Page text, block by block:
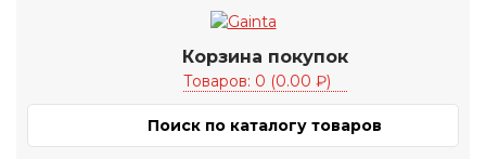
Корзина покупок
Товаров: 0 (0.00 ₽)